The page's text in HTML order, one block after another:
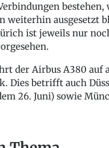
bestehen,
weiterhin ausgesetzt
ist jeweils nur
der Airbus A380 auf
Dies betrifft auch
26. Juni) sowie